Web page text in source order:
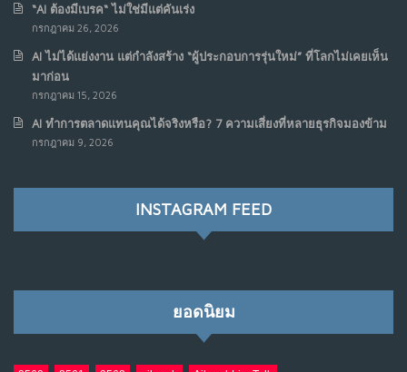
6
7
เมื่อรัฐบาลเริ่มคิดแบบแพลตฟอร์ม : AI กำลังเปลี่ยนรัฐ
ราชการไปตลอดกาล
NO COMMENTS
เมื่อโลกออนไลน์ กลายเป็น“ศาลเตี้ย”
9
NO COMMENTS
“AI ต้องมีเบรค“ ไม่ใช่มีแต่คันเร่ง
กรกฎาคม 26, 2026
AI ไม่ได้แย่งงาน แต่กำลังสร้าง “ผู้ประกอบการรุ่นใหม่” ที่โลกไม่เคยเห็น
มาก่อน
กรกฎาคม 15, 2026
AI ทำการตลาดแทนคุณได้จริงหรือ? 7 ความเสี่ยงที่หลายธุรกิจมองข้าม
กรกฎาคม 9, 2026
INSTAGRAM FEED
ยอดนิยม